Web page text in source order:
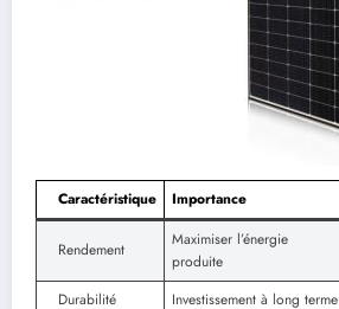
Caractéristique Importance
Rendement
Maximiser l’énergie
produite
Durabilité Investissement à long terme